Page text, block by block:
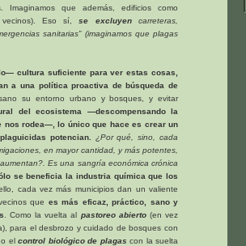
que además, edificios como
vecinos). Eso sí,se excluyencarreteras,
sanitarias” (imaginamos que plagas
cultura suficiente para ver estas cosas,
a una política proactiva de búsqueda de
su entorno urbano y bosques, y evitar
del ecosistema —descompensando la
nos rodea—, lo único que hace es crear un
potencian.
¿Por qué, sino, cada
en mayor cantidad, y más potentes,
Es una sangría económica crónica
se beneficia la industria química que los
cada vez más municipios dan un valiente
que es más eficaz, práctico, sano y
. Como la vuelta al pastoreo abierto(en vez
para el desbrozo y cuidado de bosques con
o elcontrol biológico de plagas con la suelta